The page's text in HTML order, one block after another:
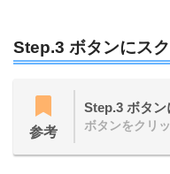
Step.3 ボタンにス
参考
Step.3 ボタ
ボタンをクリ